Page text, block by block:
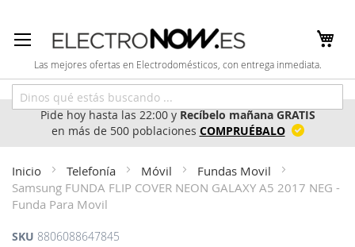
al
contenido
Las mejores ofertas en Electrodomésticos, con entrega inmediata.
Pide hoy hasta las 22:00 yRecíbelo mañana GRATIS
en más de 500 poblaciones COMPRUÉBALO
Inicio Telefonía Móvil
Fundas Movil
Samsung FUNDA FLIP COVER NEON GALAXY A5 2017 NEG -
Funda Para Movil
SKU 8806088647845